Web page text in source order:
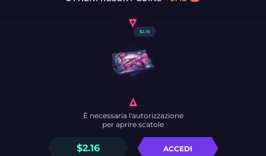
$2.16
$2.16 ACCEDI
È necessaria l'autorizzazione
per aprire scatole